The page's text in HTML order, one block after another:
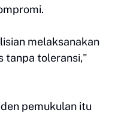
melaksanakan
tanpa toleransi,"
pemukulan itu